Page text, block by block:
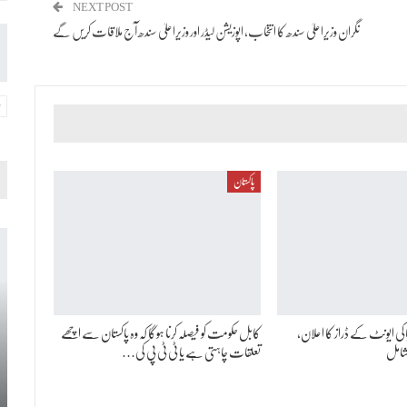
NEXT POST
نگران وزیراعلیٰ سندھ کا انتخاب، اپوزیشن لیڈر اور وزیراعلیٰ سندھ آج ملاقات کریں گے
ایونٹ کے ڈراز کا اعلان،
پاکستان
کابل حکومت کو فیصلہ کرنا ہوگا کہ وہ پاکستان سے اچھے
تعلقات چاہتی ہے یا ٹی ٹی پی کی…